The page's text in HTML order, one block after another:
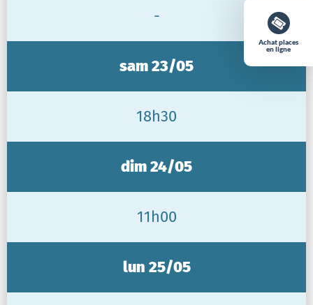
Achat places
en ligne
-
sam 23/05
18h30
dim 24/05
11h00
lun 25/05